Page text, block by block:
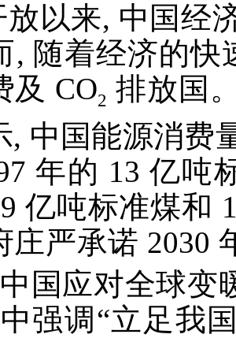
放以来, 中国经
, 随着经济的
及 CO2 排放国
, 中国能源消费
年的 13 亿吨
亿吨标准煤和
庄严承诺 2030
国应对全球变
强调“立足我